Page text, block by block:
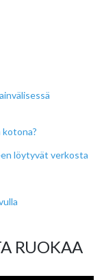
kotona?
löytyvät verkosta
RUOKAA